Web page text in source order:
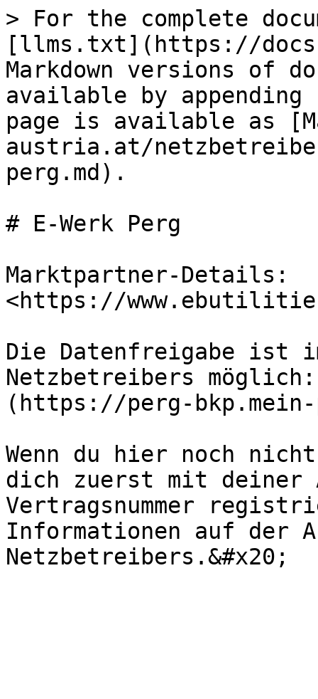
> For the complete
[llms.txt](https://
Markdown versions of
available by
page is available as
austria.at/
perg.md).
# E-Werk Perg
Marktpartner-Details:
<https://
Die Datenfreigabe ist
Netzbetreibers
(https://perg-
Wenn du hier noch
dich zuerst mit deiner
Vertragsnummer
Informationen auf der